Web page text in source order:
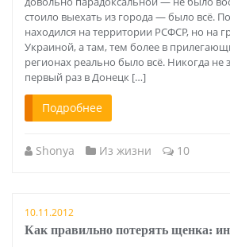
стоило выехать из города — было всё.
находился на территории РСФСР, но на
Украиной, а там, тем более в
регионах реально было всё. Никогда не
первый раз в Донецк […]
Подробнее
Shonya Из жизни 10
10.11.2012
Как правильно потерять щенка: